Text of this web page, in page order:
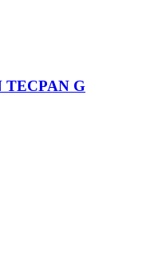
TECPAN G